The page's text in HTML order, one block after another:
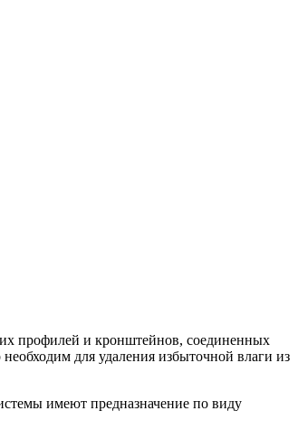
профилей и кронштейнов, соединенных
для удаления избыточной влаги из
имеют предназначение по виду